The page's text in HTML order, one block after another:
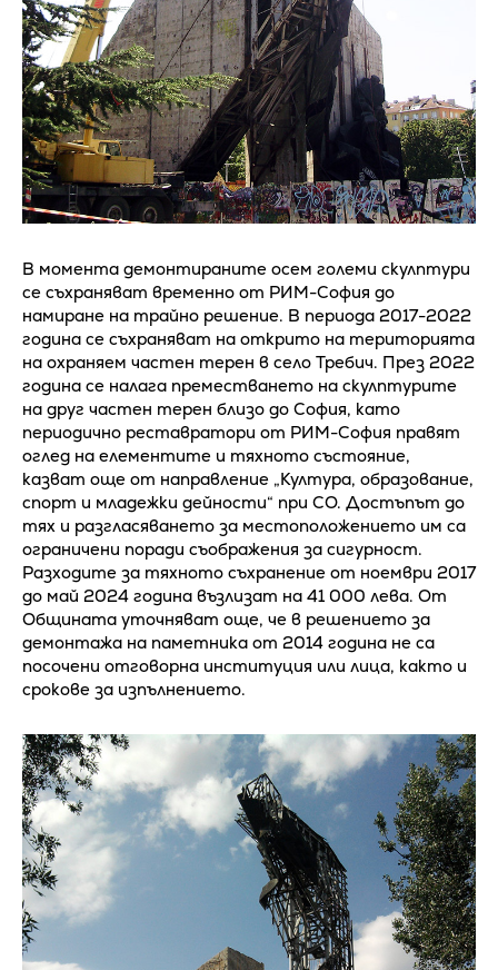
В момента демонтираните осем големи скулптури
се съхраняват временно от РИМ-София до
намиране на трайно решение. B периода 2017-2022
година се съхраняват на открито на територията
на охраняем частен терен в село Требич. През 2022
година се налага преместването на скулптурите
на друг частен терен близо до София, като
периодично реставратори от РИМ-София правят
оглед на елементите и тяхното състояние,
казват още от направление „Култура, образование,
спорт и младежки дейности“ при СО. Достъпът до
тях и разгласяването за местоположението им са
ограничени поради съображения за сигурност.
Разходите за тяхното съхранение от ноември 2017
до май 2024 година възлизат на 41 000 лева. От
Общината уточняват още, че в решението за
демонтажа на паметника от 2014 година не са
посочени отговорна институция или лица, както и
срокове за изпълнението.